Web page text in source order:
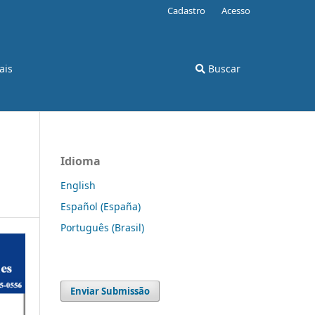
Buscar
Cadastro Acesso
Idioma
English
Español (España)
Português (Brasil)
Enviar Submissão